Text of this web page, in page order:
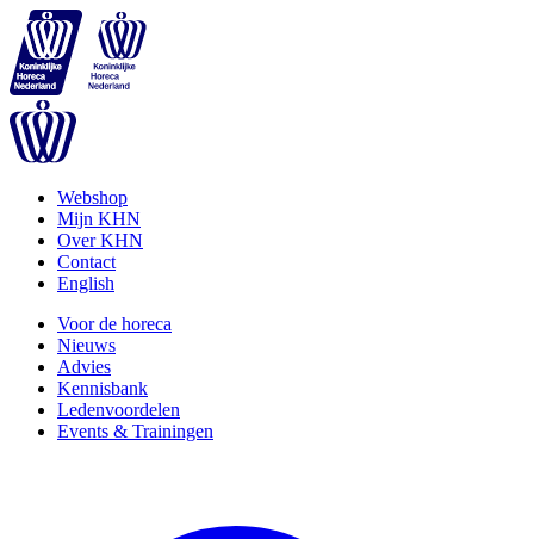
Webshop
Mijn KHN
Over KHN
Contact
English
Voor de horeca
Nieuws
Advies
Kennisbank
Ledenvoordelen
Events & Trainingen